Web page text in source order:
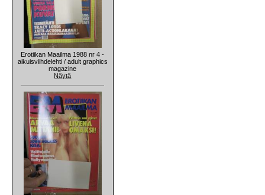
Erotiikan Maailma 1988 nr 4 -
aikuisviihdelehti / adult graphics
magazine
Näytä